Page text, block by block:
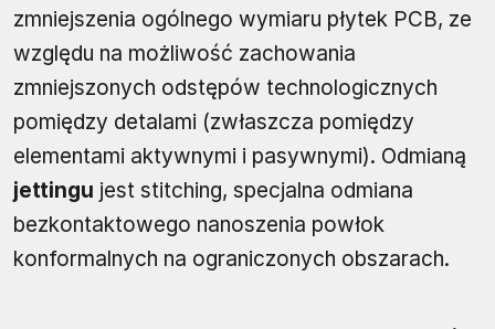
zmniejszenia ogólnego wymiaru płytek PCB, ze
względu na możliwość zachowania
zmniejszonych odstępów technologicznych
pomiędzy detalami (zwłaszcza pomiędzy
elementami aktywnymi i pasywnymi). Odmianą
jettingu jest stitching, specjalna odmiana
bezkontaktowego nanoszenia powłok
konformalnych na ograniczonych obszarach.